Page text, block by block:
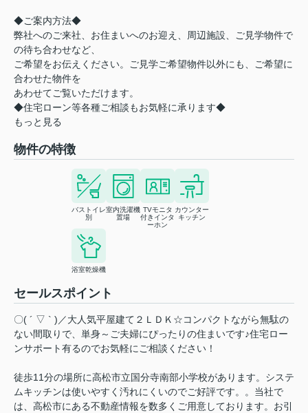
◆ご案内方法◆
弊社へのご来社、お住まいへのお迎え、周辺施設、ご見学物件で
の待ち合わせなど、
ご希望をお伝えください。ご見学ご希望物件以外にも、ご希望に
合わせた物件を
あわせてご覧いただけます。
◆住宅ローン等各種ご相談もお気軽に承ります◆
もっと見る
物件の特徴
バストイレ
別
室内洗濯機
置場
TVモニタ
付きインタ
ーホン
カウンター
キッチン
浴室乾燥機
セールスポイント
〇( ´ ▽ ` )／大人気平屋建て２ＬＤＫ☆コンパクトながら無駄の
ない間取りで、単身～ご夫婦にぴったりの住まいです♪住宅ロー
ンサポート有るのでお気軽にご相談ください！
徒歩11分の場所に高松市立国分寺南部小学校があります。システ
ムキッチンは使いやすく汚れにくいのでご好評です。。当社で
は、高松市にある不動産情報を数多くご用意しております。お引